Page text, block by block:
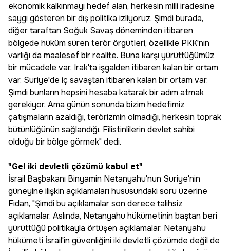
ekonomik kalkınmayı hedef alan, herkesin milli iradesine
saygı gösteren bir dış politika izliyoruz. Şimdi burada,
diğer taraftan Soğuk Savaş döneminden itibaren
bölgede hüküm süren terör örgütleri, özellikle PKK'nın
varlığı da maalesef bir realite. Buna karşı yürüttüğümüz
bir mücadele var. Irak'ta işgalden itibaren kalan bir ortam
var. Suriye'de iç savaştan itibaren kalan bir ortam var.
Şimdi bunların hepsini hesaba katarak bir adım atmak
gerekiyor. Ama günün sonunda bizim hedefimiz
çatışmaların azaldığı, terörizmin olmadığı, herkesin toprak
bütünlüğünün sağlandığı, Filistinlilerin devlet sahibi
olduğu bir bölge görmek" dedi.
"Gel iki devletli çözümü kabul et"
İsrail Başbakanı Binyamin Netanyahu'nun Suriye'nin
güneyine ilişkin açıklamaları hususundaki soru üzerine
Fidan, "Şimdi bu açıklamalar son derece talihsiz
açıklamalar. Aslında, Netanyahu hükümetinin baştan beri
yürüttüğü politikayla örtüşen açıklamalar. Netanyahu
hükümeti İsrail'in güvenliğini iki devletli çözümde değil de